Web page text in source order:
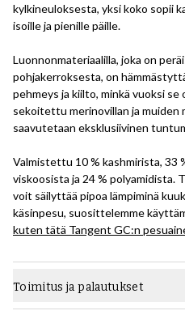
kylkineuloksesta, yksi koko sopii
isoille ja pienille päille.
Luonnonmateriaalilla, joka on
pohjakerroksesta, on
pehmeys ja kiilto, minkä vuoksi
sekoitettu merinovillan ja muiden
saavutetaan eksklusiivinen
Valmistettu 10 % kashmirista, 33
viskoosista ja 24 % polyamidista.
voit säilyttää pipoa lämpiminä
käsinpesu, suosittelemme
kuten tätä Tangent GC:n
Toimitus ja palautukset